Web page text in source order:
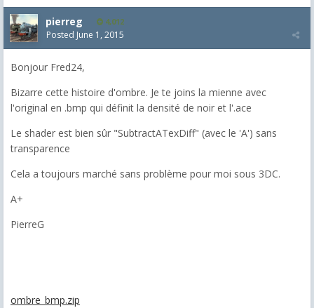
pierreg 4,012
Posted June 1, 2015
Bonjour Fred24,
Bizarre cette histoire d'ombre. Je te joins la mienne avec
l'original en .bmp qui définit la densité de noir et l'.ace
Le shader est bien sûr "SubtractATexDiff" (avec le 'A') sans
transparence
Cela a toujours marché sans problème pour moi sous 3DC.
A+
PierreG
ombre_bmp.zip